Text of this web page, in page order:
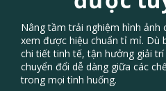
Nâng tầm trải nghiệm hình ảnh
xem được hiệu chuẩn tỉ mỉ. Dù
chi tiết tinh tế, tận hưởng giải
chuyển đổi dễ dàng giữa các
trong mọi tình huống.